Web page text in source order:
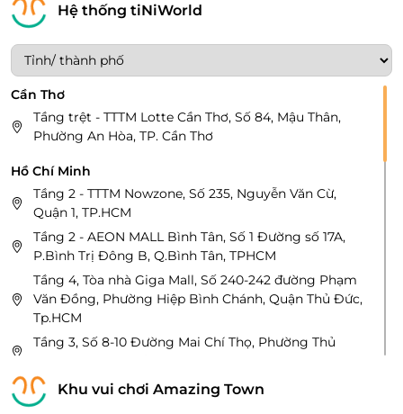
Hệ thống tiNiWorld
Cần Thơ
Tầng trệt - TTTM Lotte Cần Thơ, Số 84, Mậu Thân,
Phường An Hòa, TP. Cần Thơ
Hồ Chí Minh
Tầng 2 - TTTM Nowzone, Số 235, Nguyễn Văn Cừ,
Quận 1, TP.HCM
Tầng 2 - AEON MALL Bình Tân, Số 1 Đường số 17A,
P.Bình Trị Đông B, Q.Bình Tân, TPHCM
Tầng 4, Tòa nhà Giga Mall, Số 240-242 đường Phạm
Văn Đồng, Phường Hiệp Bình Chánh, Quận Thủ Đức,
Tp.HCM
Tầng 3, Số 8-10 Đường Mai Chí Thọ, Phường Thủ
Tầng 4, tòa nhà Estella Place, 88 Song Hành,
Phường An Phú, Thành phố Thủ Đức, Thành phố Hồ
Khu vui chơi Amazing Town